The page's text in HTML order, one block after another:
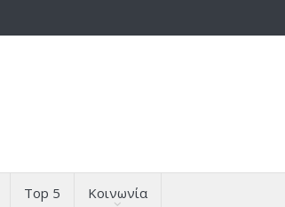
Top 5 Κοινωνία